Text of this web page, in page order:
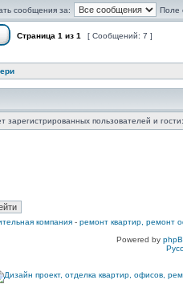
сообщения за: Поле
Страница 1 из 1 [ Сообщений: 7 ]
пользователей и
компания - ремонт квартир, ремонт
Powered by